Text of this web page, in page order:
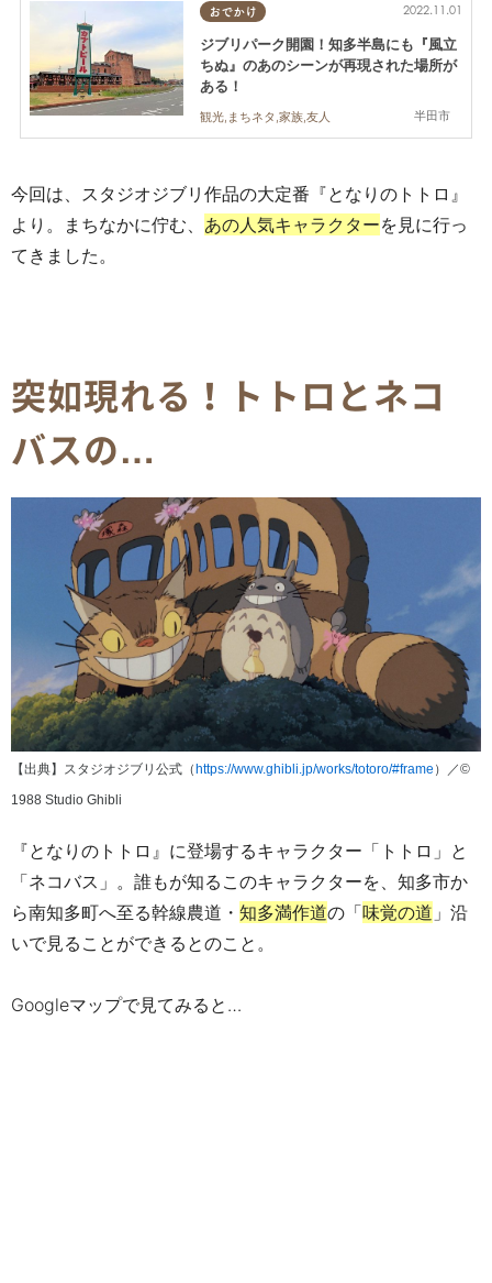
おでかけ
半田市
2022.11.01
ジブリパーク開園！知多半島にも『風立
ちぬ』のあのシーンが再現された場所が
ある！
観光,まちネタ,家族,友人
今回は、スタジオジブリ作品の大定番『となりのトトロ』
より。まちなかに佇む、 あの人気キャラクターを見に行っ
てきました。
突如現れる！トトロとネコ
バスの…
【出典】スタジオジブリ公式（ https://www.ghibli.jp/works/totoro/#frame ）
／©
1988 Studio Ghibli
『となりのトトロ』に登場するキャラクター「トトロ」と
「ネコバス」。誰もが知るこのキャラクターを、知多市か
ら南知多町へ至る幹線農道・ 知多満作道の「味覚の道 」沿
いで見ることができるとのこと。
Googleマップで見てみると…